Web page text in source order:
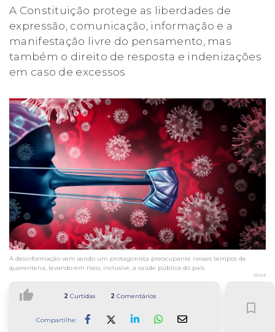
A Constituição protege as liberdades de
expressão, comunicação, informação e a
manifestação livre do pensamento, mas
também o direito de resposta e indenizações
em caso de excessos
A desinformação vem sendo um protagonista preocupante nesses tempos de
quarentena, levando em risco, inclusive, a saúde pública do país
iStock
thumb_up 2 Curtidas 2 Comentários
Compartilhe:
bookmark_border